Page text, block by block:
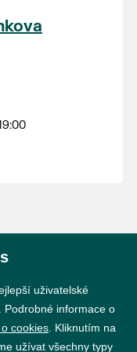
na Seznam
dědictví
uživatelské
Podrobné informace o
cookies . Kliknutím na
užívat všechny typy